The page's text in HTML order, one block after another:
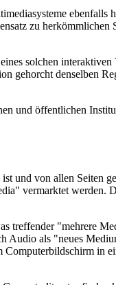
ebenfalls
zu
solchen
gehorcht denselben
und öffentlichen
und von allen
vermarktet werden.
"mehrere
als "neues